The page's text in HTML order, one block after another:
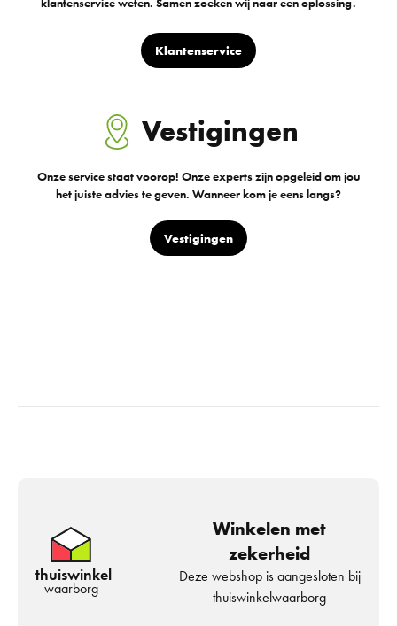
Klantenservice
Vestigingen
Onze service staat voorop! Onze experts zijn opgeleid om jou
het juiste advies te geven. Wanneer kom je eens langs?
Vestigingen
thuiswinkel
waarborg
Winkelen met
zekerheid
Deze webshop is aangesloten bij
thuiswinkelwaarborg